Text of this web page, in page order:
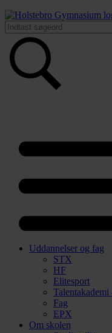
Uddannelser og fag
STX
HF
Elitesport
Fag
EPX
Om skolen